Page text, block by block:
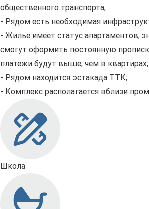
общественного транспорта;
- Рядом есть необходимая
- Жилье имеет статус апартаментов,
смогут оформить постоянную
платежи будут выше, чем в квартирах;
- Рядом находится эстакада ТТК;
- Комплекс располагается вблизи
Школа